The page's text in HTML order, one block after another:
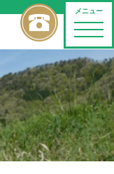
メニュー
toggle